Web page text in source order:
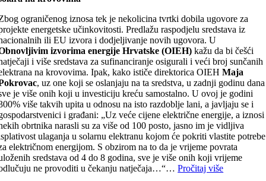
ograničenog iznosa tek je nekolicina tvrtki dobila ugovore za
energetske učinkovitosti. Predlažu raspodjelu sredstava iz
ili EU izvora i dodjeljivanje novih ugovora. U
izvorima energije Hrvatske (OIEH) kažu da bi češći
i više sredstava za sufinanciranje osigurali i veći broj sunčanih
na krovovima. Ipak, kako ističe direktorica OIEHMaja
, uz one koji se oslanjaju na ta sredstva, u zadnji godinu dana
je više onih koji u investiciju kreću samostalno. U ovoj je godini
više takvih upita u odnosu na isto razdoblje lani, a javljaju se i
i građani: „Uz veće cijene električne energije, a iznosi
obrtnika narasli su za više od 100 posto, jasno im je vidljiva
ulaganja u solarnu elektranu kojom će pokriti vlastite potrebe
električnom energijom. S obzirom na to da je vrijeme povrata
sredstava od 4 do 8 godina, sve je više onih koji vrijeme
ne provoditi u čekanju natječaja…“…Pročitaj više